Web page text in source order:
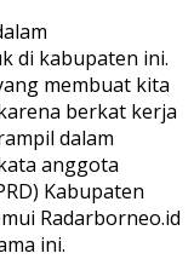
di kabupaten ini.
membuat kita
berkat kerja
dalam
anggota
Kabupaten
Radarborneo.id
ini.